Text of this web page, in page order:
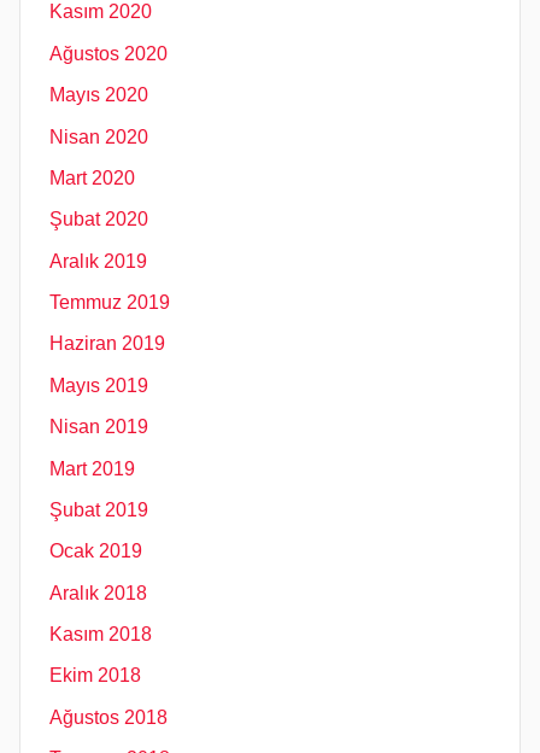
Kasım 2020
Ağustos 2020
Mayıs 2020
Nisan 2020
Mart 2020
Şubat 2020
Aralık 2019
Temmuz 2019
Haziran 2019
Mayıs 2019
Nisan 2019
Mart 2019
Şubat 2019
Ocak 2019
Aralık 2018
Kasım 2018
Ekim 2018
Ağustos 2018